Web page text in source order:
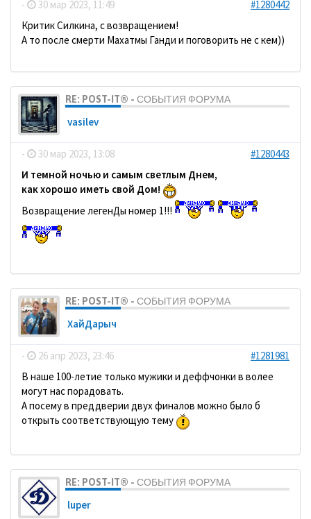
- 30 мар 2023, 11:49
#1280442
Критик Силкина, с возвращением!
А то после смерти Махатмы Ганди и поговорить не с кем))
RE: POST-IT® - СОБЫТИЯ ФОРУМА
vasilev
- 30 мар 2023, 13:08
#1280443
И темной ночью и самым светлым Днем,
как хорошо иметь свой Дом!
Возвращение легенДы номер 1!!!
RE: POST-IT® - СОБЫТИЯ ФОРУМА
ХайДарыч
- 26 апр 2023, 23:46
#1281981
В наше 100-летие только мужики и деффчонки в волее
могут нас порадовать.
А посему в преддверии двух финалов можно было б
открыть соответствующую тему
RE: POST-IT® - СОБЫТИЯ ФОРУМА
luper